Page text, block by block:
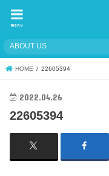
menu
ABOUT US
HOME 22605394
2022.04.26
22605394